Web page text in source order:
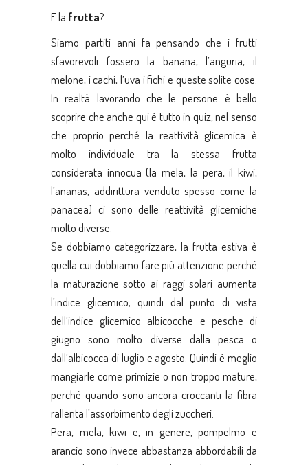
E la frutta?
Siamo partiti anni fa pensando che i frutti
sfavorevoli fossero la banana, l’anguria, il
melone, i cachi, l’uva i fichi e queste solite cose.
In realtà lavorando che le persone è bello
scoprire che anche qui è tutto in quiz, nel senso
che proprio perché la reattività glicemica è
molto individuale tra la stessa frutta
considerata innocua (la mela, la pera, il kiwi,
l’ananas, addirittura venduto spesso come la
panacea) ci sono delle reattività glicemiche
molto diverse.
Se dobbiamo categorizzare, la frutta estiva è
quella cui dobbiamo fare più attenzione perché
la maturazione sotto ai raggi solari aumenta
l’indice glicemico; quindi dal punto di vista
dell’indice glicemico albicocche e pesche di
giugno sono molto diverse dalla pesca o
dall’albicocca di luglio e agosto. Quindi è meglio
mangiarle come primizie o non troppo mature,
perché quando sono ancora croccanti la fibra
rallenta l’assorbimento degli zuccheri.
Pera, mela, kiwi e, in genere, pompelmo e
arancio sono invece abbastanza abbordabili da